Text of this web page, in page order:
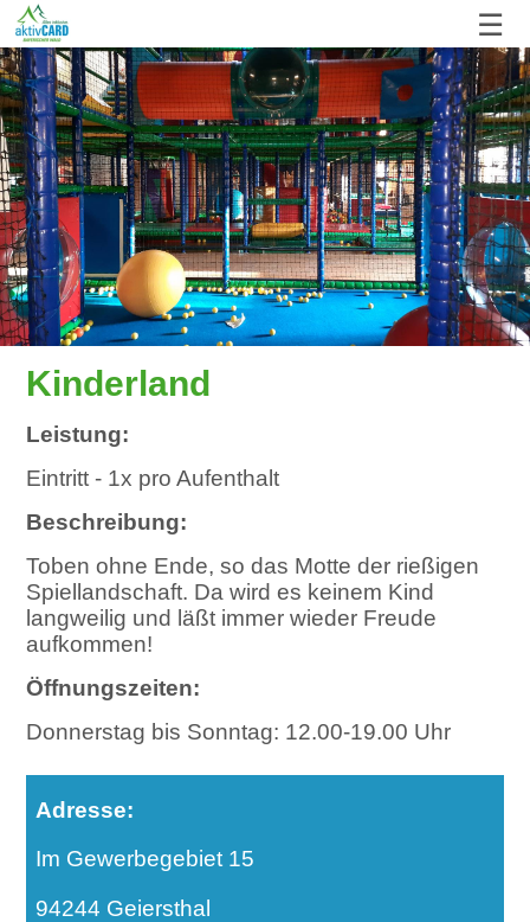
☰
Kinderland
Leistung:
Eintritt - 1x pro Aufenthalt
Beschreibung:
Toben ohne Ende, so das Motte der rießigen
Spiellandschaft. Da wird es keinem Kind
langweilig und läßt immer wieder Freude
aufkommen!
Öffnungszeiten:
Donnerstag bis Sonntag: 12.00-19.00 Uhr
Adresse:
Im Gewerbegebiet 15
94244 Geiersthal